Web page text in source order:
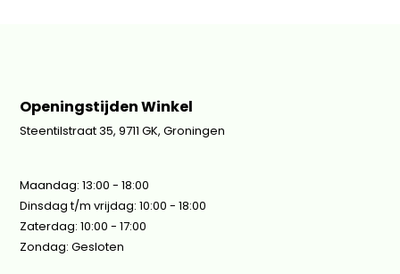
Openingstijden Winkel
Steentilstraat 35, 9711 GK, Groningen
Maandag: 13:00 - 18:00
Dinsdag t/m vrijdag: 10:00 - 18:00
Zaterdag: 10:00 - 17:00
Zondag: Gesloten